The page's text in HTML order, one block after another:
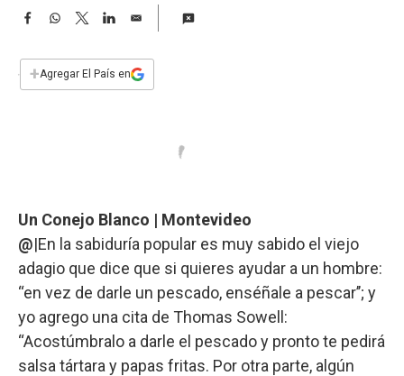
F
e
b
W
s
T
w
t
L
E
i
l
+Agregar El País en
Un Conejo Blanco | Montevideo
@|En la sabiduría popular es muy sabido el viejo
adagio que dice que si quieres ayudar a un hombre:
“en vez de darle un pescado, enséñale a pescar’’; y
yo agrego una cita de Thomas Sowell:
“Acostúmbralo a darle el pescado y pronto te pedirá
salsa tártara y papas fritas. Por otra parte, algún